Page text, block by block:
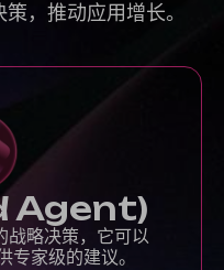
，推动应用增长。
Agent)
战略决策，它可以
专家级的建议。